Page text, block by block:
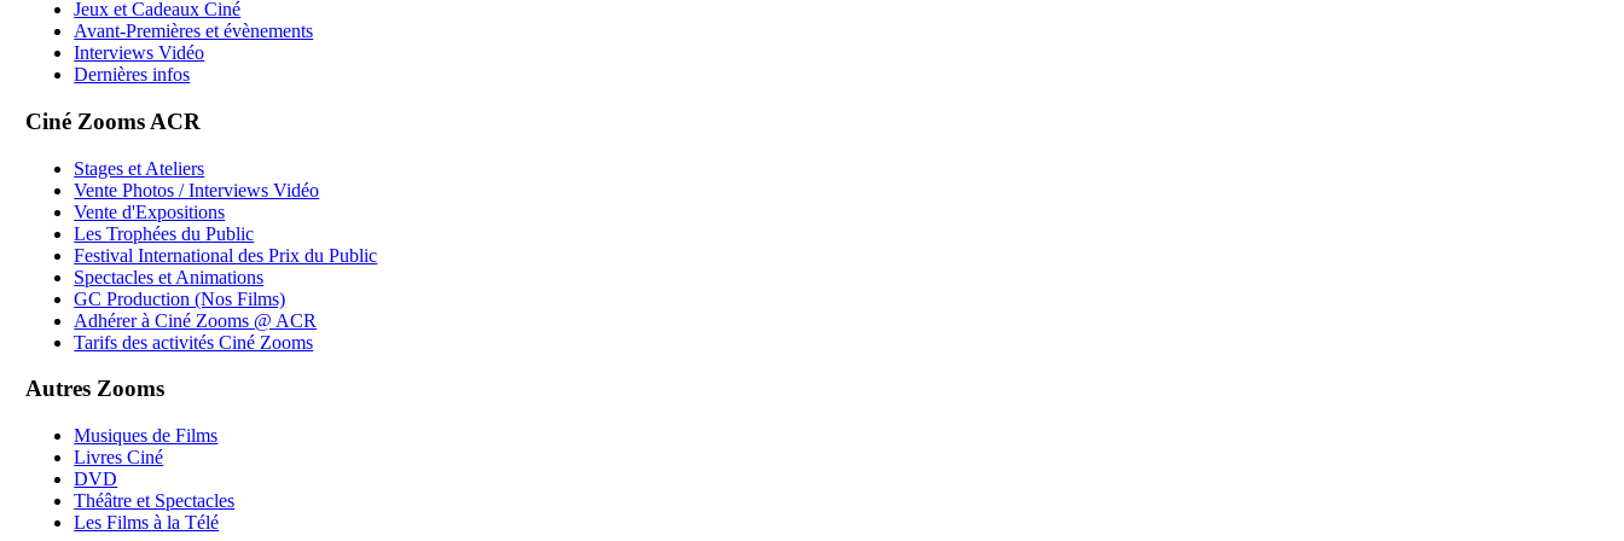
Jeux et Cadeaux Ciné
Avant-Premières et évènements
Interviews Vidéo
Dernières infos
Ciné Zooms ACR
Stages et Ateliers
Vente Photos / Interviews Vidéo
Vente d'Expositions
Les Trophées du Public
Festival International des Prix du Public
Spectacles et Animations
GC Production (Nos Films)
Adhérer à Ciné Zooms @ ACR
Tarifs des activités Ciné Zooms
Autres Zooms
Musiques de Films
Livres Ciné
DVD
Théâtre et Spectacles
Les Films à la Télé